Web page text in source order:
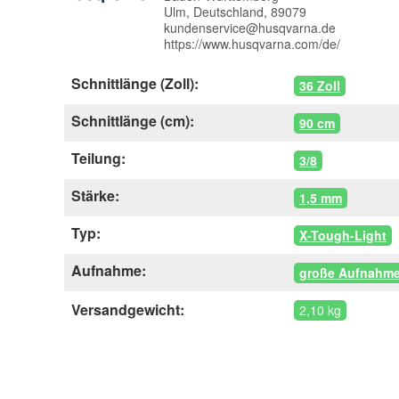
Ulm, Deutschland, 89079
kundenservice@husqvarna.de
https://www.husqvarna.com/de/
Schnittlänge (Zoll): 36 Zoll
Schnittlänge (cm): 90 cm
Teilung: 3/8
Stärke: 1,5 mm
Typ: X-Tough-Light
Aufnahme: große
Versandgewicht: 2,10 kg